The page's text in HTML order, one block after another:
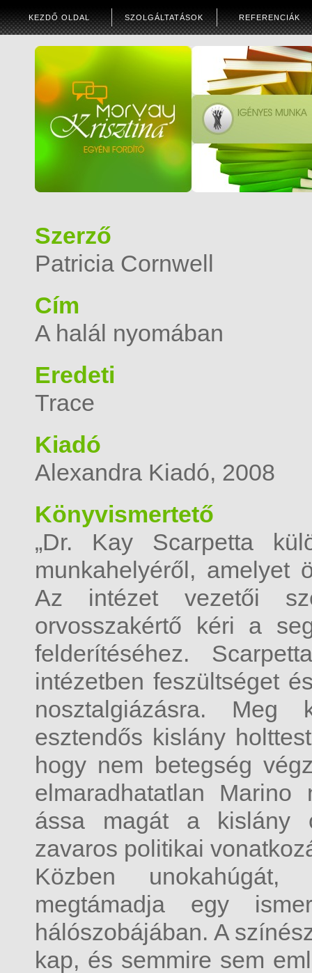
KEZDŐ OLDAL SZOLGÁLTATÁSOK REFERENCIÁK
Szerző
Patricia Cornwell
Cím
A halál nyomában
Eredeti
Trace
Kiadó
Alexandra Kiadó, 2008
Könyvismertető
„Dr. Kay Scarpetta
munkahelyéről, amelyet
Az intézet vezetői
orvosszakértő kéri a
felderítéséhez.
intézetben feszültséget
nosztalgiázásra. Meg
esztendős kislány
hogy nem betegség
elmaradhatatlan
ássa magát a kislány
zavaros politikai
Közben
megtámadja egy
hálószobájában. A
kap, és semmire sem